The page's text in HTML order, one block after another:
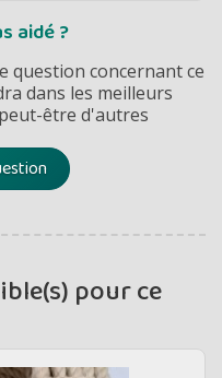
aidé ?
question concernant ce
dans les meilleurs
être d'autres
pour ce